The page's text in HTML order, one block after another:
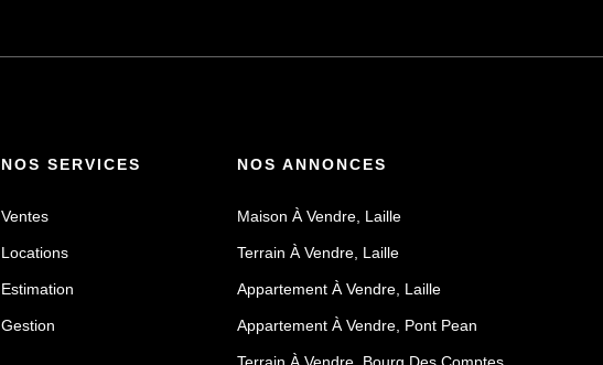
NOS SERVICES
Ventes
Locations
Estimation
Gestion
NOS ANNONCES
Maison À Vendre, Laille
Terrain À Vendre, Laille
Appartement À Vendre, Laille
Appartement À Vendre, Pont Pean